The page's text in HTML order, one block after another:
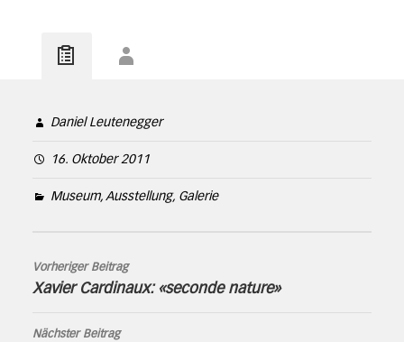
Daniel Leutenegger
16. Oktober 2011
Museum, Ausstellung, Galerie
Vorheriger Beitrag
Xavier Cardinaux: «seconde nature»
Nächster Beitrag